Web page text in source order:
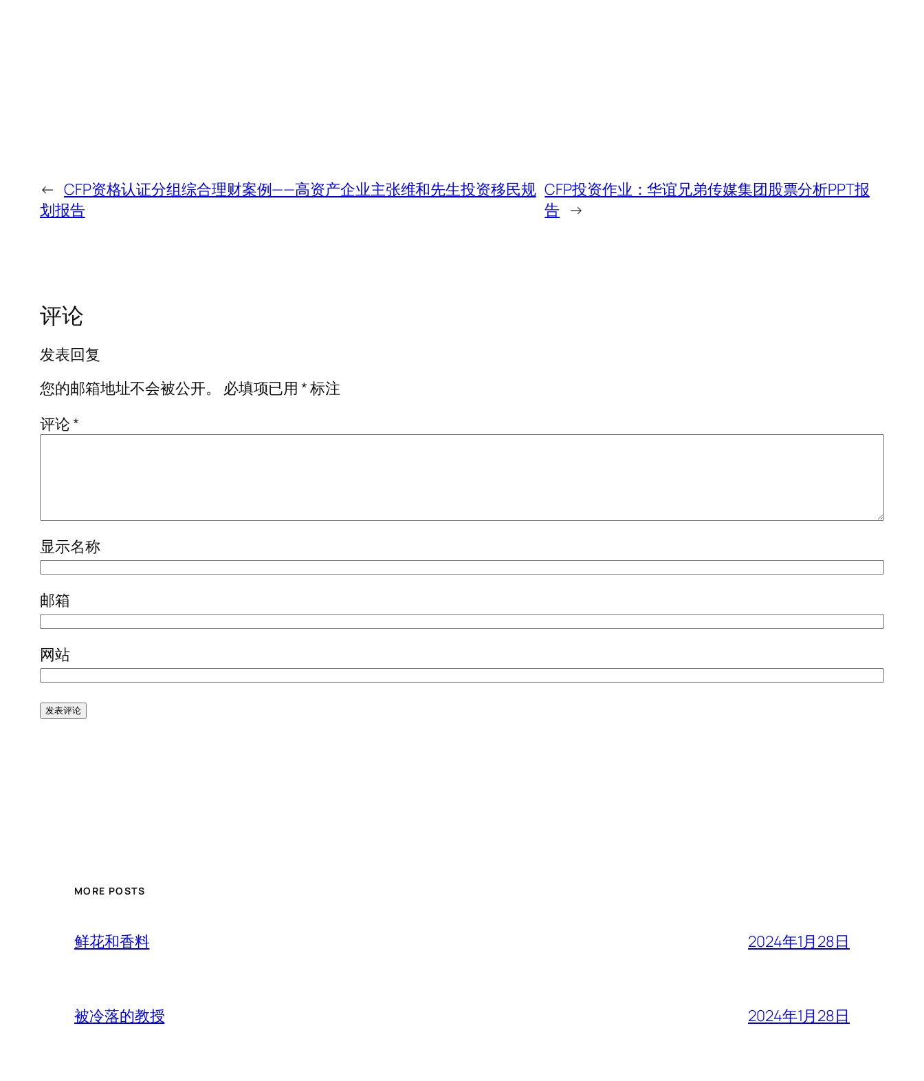
← CFP资格认证分组综合理财案例——高资产企业主张维和先生投资移民规
划报告
CFP投资作业：华谊兄弟传媒集团股票分析PPT报
告 →
评论
发表回复
您的邮箱地址不会被公开。
必填项已用*标注
评论*
显示名称
邮箱
网站
MORE POSTS
鲜花和香料 2024年1月28日
被冷落的教授 2024年1月28日